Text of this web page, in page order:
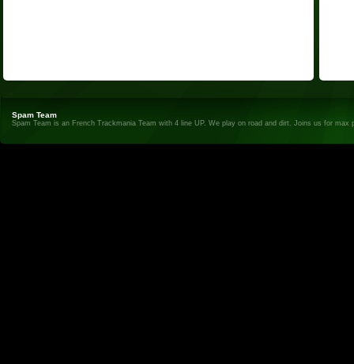
Spam Team
Spam Team is an French Trackmania Team with 4 line UP. We play on road and dirt. Joins us for max